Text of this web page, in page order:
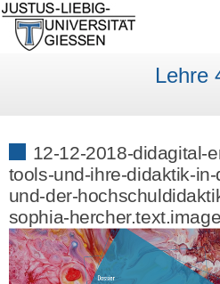
Lehre
12-12-2018-didagital-
tools-und-ihre-didaktik-
und-der-
sophia-